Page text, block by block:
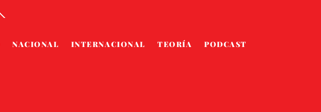
To
NACIONAL INTERNACIONAL TEORÍA
PODCAST